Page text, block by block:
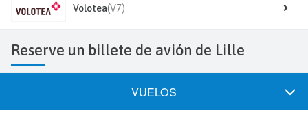
Volotea(V7)
Reserve un billete de avión de Lille